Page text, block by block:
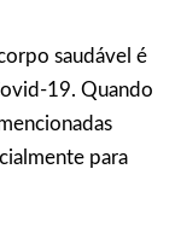
saudável é
19. Quando
para